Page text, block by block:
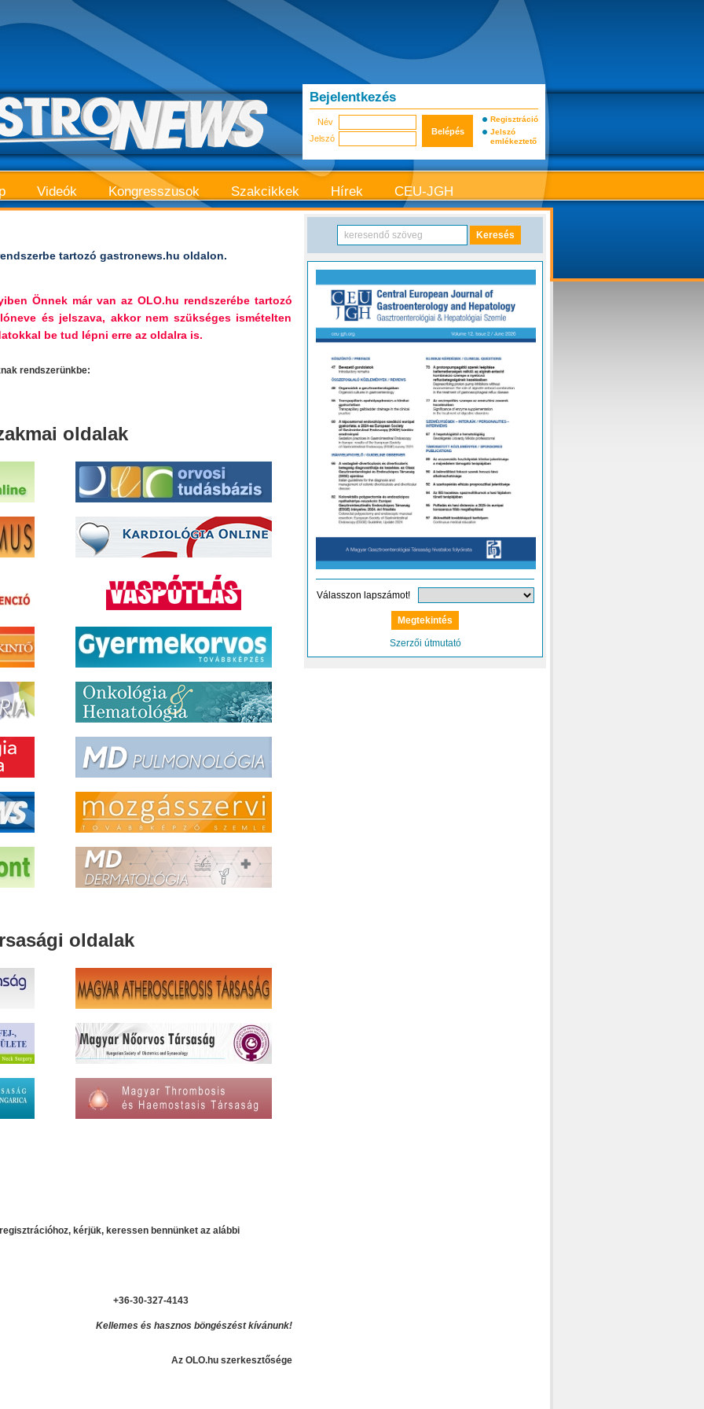
Bejelentkezés
Regisztráció
Jelszó
emlékeztető
Név
Jelszó
Videók Kongresszusok Szakcikkek Hírek CEU-JGH
tartozó gastronews.hu oldalon.
Önnek már van az OLO.hu rendszerébe tartozó
és jelszava, akkor nem szükséges ismételten
be tud lépni erre az oldalra is.
rendszerünkbe:
oldalak
oldalak
kérjük, keressen bennünket az alábbi
+36-30-327-4143
Kellemes és hasznos böngészést kívánunk!
Az OLO.hu szerkesztősége
Válasszon lapszámot!
Szerzői útmutató